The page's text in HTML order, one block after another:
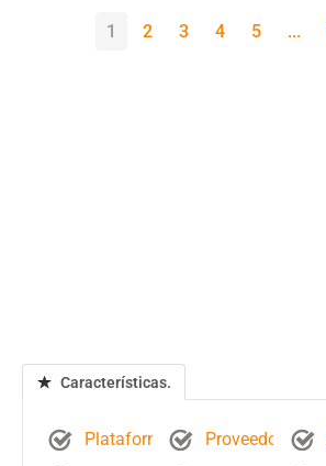
1 2 3 4 5 ...
Características.
Plataforma Proveedores